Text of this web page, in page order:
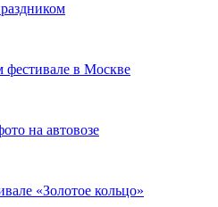
фестивале в Москве
на автовозе
«Золотое кольцо»